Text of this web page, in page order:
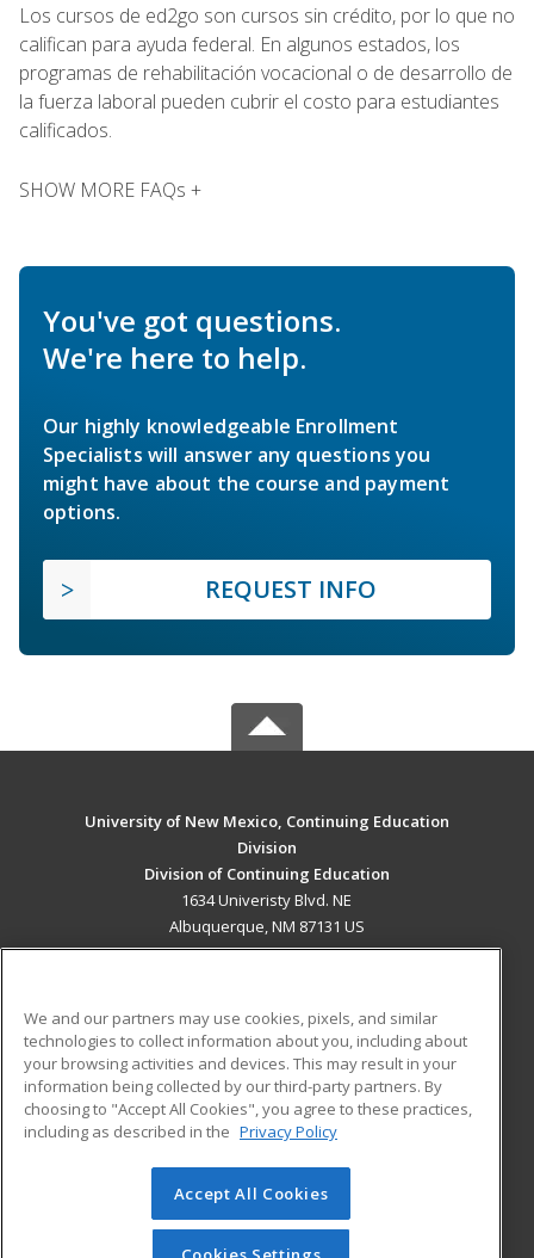
Los cursos de ed2go son cursos sin crédito, por lo que no
califican para ayuda federal. En algunos estados, los
programas de rehabilitación vocacional o de desarrollo de
la fuerza laboral pueden cubrir el costo para estudiantes
calificados.
SHOW MORE FAQs +
You've got questions.
We're here to help.
Our highly knowledgeable Enrollment
Specialists will answer any questions you
might have about the course and payment
options.
REQUEST INFO
University of New Mexico, Continuing Education
Division
Division of Continuing Education
1634 Univeristy Blvd. NE
Albuquerque, NM 87131 US
ADDITIONAL RESOURCES
Military
Financial Assistance
Help
Student Blog
© 2026 ed2go, a division of Cengage Learning. All rights
reserved. The material on this site cannot be reproduced or
redistributed unless you have obtained prior written
We and our partners may use cookies, pixels, and similar
technologies to collect information about you, including about
your browsing activities and devices. This may result in your
information being collected by our third-party partners. By
choosing to "Accept All Cookies", you agree to these practices,
including as described in the Privacy Policy
Accept All Cookies